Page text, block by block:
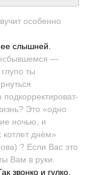
особенно
слышней.
—
ты
Это «одно
ночью, и
котлет днём»
? Если Вас это
Вам в руки.
звонко и гулко,